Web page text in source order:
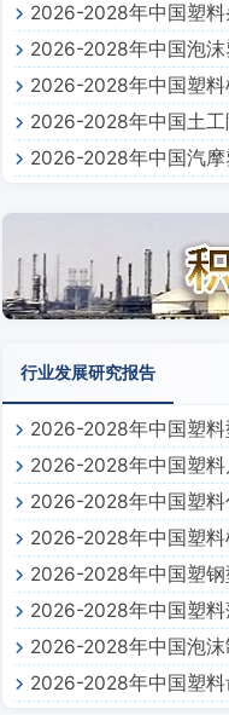
2026-2028年中国塑
2026-2028年中国泡
2026-2028年中国塑
2026-2028年中国土
2026-2028年中国汽
行业发展研究报告
2026-2028年中国塑
2026-2028年中国塑
2026-2028年中国塑
2026-2028年中国塑
2026-2028年中国塑
2026-2028年中国塑
2026-2028年中国泡
2026-2028年中国塑